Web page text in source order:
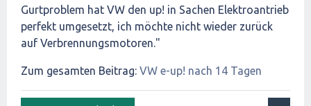
Gurtproblem hat VW den up! in Sachen Elektroantrieb
perfekt umgesetzt, ich möchte nicht wieder zurück
auf Verbrennungsmotoren."
Zum gesamten Beitrag: VW e-up! nach 14 Tagen